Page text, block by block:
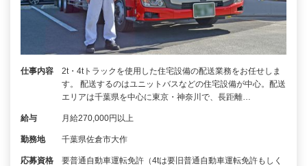
仕事内容
2t・4tトラックを使用した住宅設備の配送業務をお任せしま
す。 配送するのはユニットバスなどの住宅設備が中心。配送
エリアは千葉県を中心に東京・神奈川で、長距離…
給与 月給270,000円以上
勤務地 千葉県佐倉市大作
応募資格
要普通自動車運転免許（4tは要旧普通自動車運転免許もしく